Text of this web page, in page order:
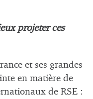
projeter ces
et ses grandes
en matière de
de RSE :